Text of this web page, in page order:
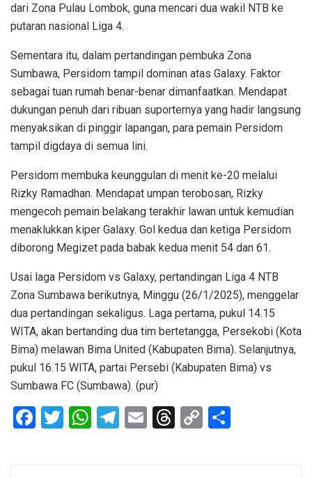
dari Zona Pulau Lombok, guna mencari dua wakil NTB ke
putaran nasional Liga 4.
Sementara itu, dalam pertandingan pembuka Zona
Sumbawa, Persidom tampil dominan atas Galaxy. Faktor
sebagai tuan rumah benar-benar dimanfaatkan. Mendapat
dukungan penuh dari ribuan suporternya yang hadir langsung
menyaksikan di pinggir lapangan, para pemain Persidom
tampil digdaya di semua lini.
Persidom membuka keunggulan di menit ke-20 melalui
Rizky Ramadhan. Mendapat umpan terobosan, Rizky
mengecoh pemain belakang terakhir lawan untuk kemudian
menaklukkan kiper Galaxy. Gol kedua dan ketiga Persidom
diborong Megizet pada babak kedua menit 54 dan 61.
Usai laga Persidom vs Galaxy, pertandingan Liga 4 NTB
Zona Sumbawa berikutnya, Minggu (26/1/2025), menggelar
dua pertandingan sekaligus. Laga pertama, pukul 14.15
WITA, akan bertanding dua tim bertetangga, Persekobi (Kota
Bima) melawan Bima United (Kabupaten Bima). Selanjutnya,
pukul 16.15 WITA, partai Persebi (Kabupaten Bima) vs
Sumbawa FC (Sumbawa). (pur)
F
T
W T
E
T
C